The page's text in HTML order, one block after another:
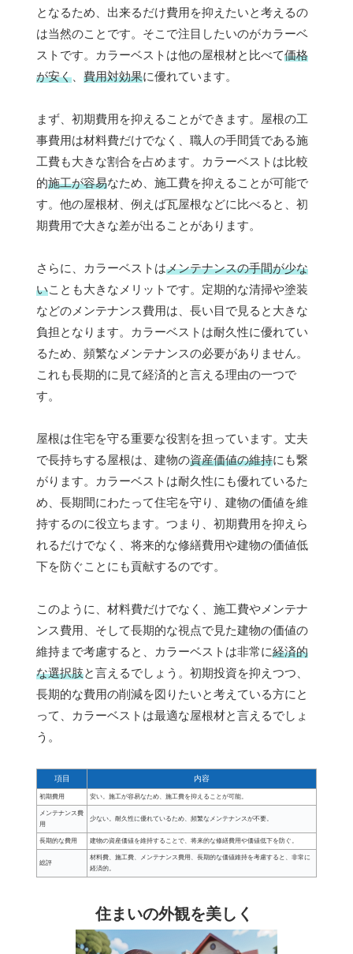
となるため、出来るだけ費用を抑えたいと考えるの
は当然のことです。そこで注目したいのがカラーベ
ストです。カラーベストは他の屋根材と比べて価格
が安く
費用対効果に優れています。
まず、初期費用を抑えることができます。屋根の工
事費用は材料費だけでなく、職人の手間賃である施
工費も大きな割合を占めます。カラーベストは比較
的施工が容易なため、施工費を抑えることが可能で
す。他の屋根材、例えば瓦屋根などに比べると、初
期費用で大きな差が出ることがあります。
さらに、カラーベストはメンテナンスの手間が少な
いことも大きなメリットです。定期的な清掃や塗装
などのメンテナンス費用は、長い目で見ると大きな
負担となります。カラーベストは耐久性に優れてい
るため、頻繁なメンテナンスの必要がありません。
これも長期的に見て経済的と言える理由の一つで
す。
屋根は住宅を守る重要な役割を担っています。丈夫
で長持ちする屋根は、建物の資産価値の維持にも繋
がります。カラーベストは耐久性にも優れているた
め、長期間にわたって住宅を守り、建物の価値を維
持するのに役立ちます。つまり、初期費用を抑えら
れるだけでなく、将来的な修繕費用や建物の価値低
下を防ぐことにも貢献するのです。
このように、材料費だけでなく、施工費やメンテナ
ンス費用、そして長期的な視点で見た建物の価値の
維持まで考慮すると、カラーベストは非常に経済的
な選択肢と言えるでしょう。初期投資を抑えつつ、
長期的な費用の削減を図りたいと考えている方にと
って、カラーベストは最適な屋根材と言えるでしょ
う。
項目 内容
初期費用 安い。施工が容易なため、施工費を抑えることが可能。
メンテナンス費
用
少ない。耐久性に優れているため、頻繁なメンテナンスが不要。
長期的な費用 建物の資産価値を維持することで、将来的な修繕費用や価値低下を防ぐ。
総評
材料費、施工費、メンテナンス費用、長期的な価値維持を考慮すると、非常に
経済的。
住まいの外観を美しく